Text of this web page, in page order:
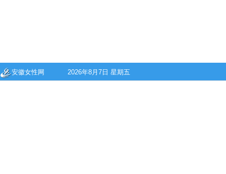
安徽女性网 2026年8月7日 星期五